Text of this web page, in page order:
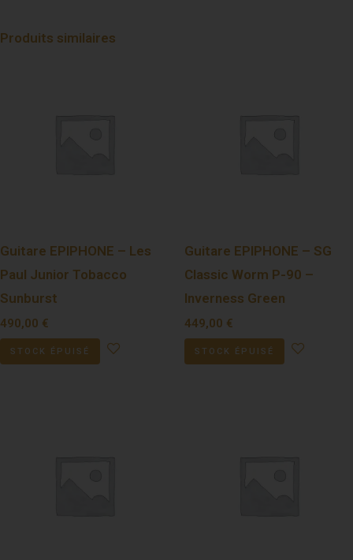
Produits similaires
Guitare EPIPHONE – Les
Paul Junior Tobacco
Sunburst
490,00 €
STOCK ÉPUISÉ
Guitare EPIPHONE – SG
Classic Worm P-90 –
Inverness Green
449,00 €
STOCK ÉPUISÉ